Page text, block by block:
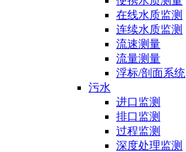
在线水质监测
连续水质监测
流速测量
流量测量
浮标/剖面系统
污水
进口监测
排口监测
过程监测
深度处理监测